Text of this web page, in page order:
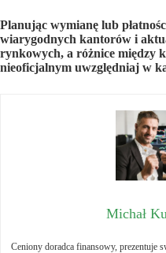
Planując wymianę lub
wiarygodnych kantorów i
rynkowych, a różnice między
nieoficjalnym uwzględniaj w
Michał
Ceniony doradca finansowy, prezentuje